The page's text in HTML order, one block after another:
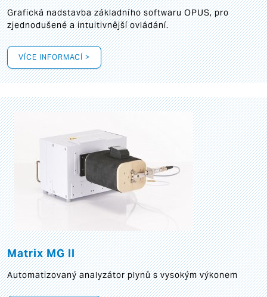
Grafickánadstavba základního softwaru OPUS, pro
zjednodušené a intuitivnější ovládání.
VÍCE INFORMACÍ >
Matrix MG II
Automatizovaný analyzátor plynů s vysokým výkonem